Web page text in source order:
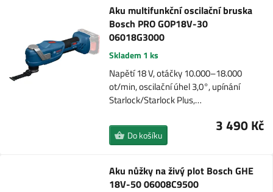
Aku multifunkční oscilační bruska
Bosch PRO GOP18V-30
06018G3000
Skladem 1 ks
Napětí 18 V, otáčky 10.000–18.000
ot/min, oscilační úhel 3,0°, upínání
Starlock/Starlock Plus,…
3 490 Kč
Do košíku
Aku nůžky na živý plot Bosch GHE
18V-50 06008C9500